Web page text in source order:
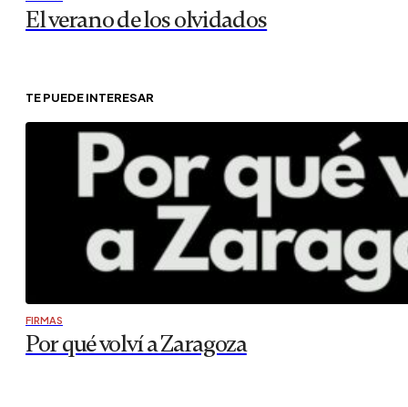
El verano de los olvidados
TE PUEDE INTERESAR
FIRMAS
Por qué volví a Zaragoza